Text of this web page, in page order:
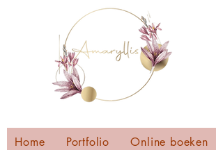
Home Portfolio Online boeken